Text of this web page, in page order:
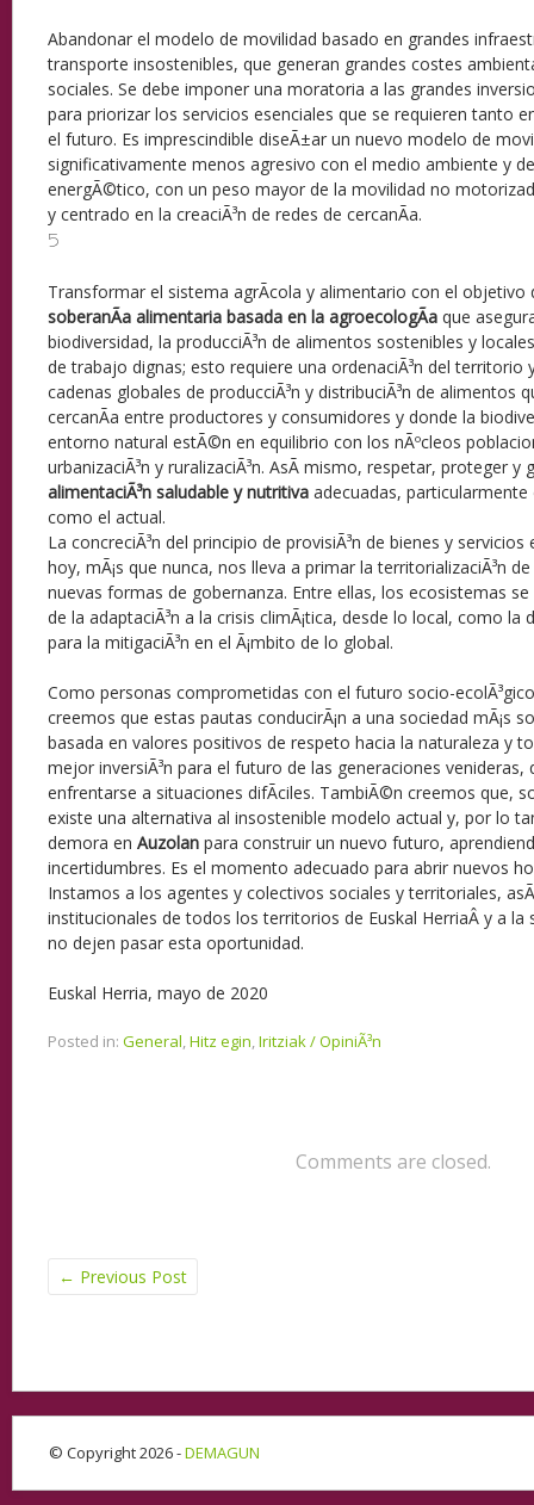
Abandonar el modelo de movilidad basado en grandes
transporte insostenibles, que generan grandes costes
sociales. Se debe imponer una moratoria a las grandes
para priorizar los servicios esenciales que se requieren tanto
el futuro. Es imprescindible diseÃ±ar un nuevo modelo de
significativamente menos agresivo con el medio ambiente y
energÃ©tico, con un peso mayor de la movilidad no
y centrado en la creaciÃ³n de redes de cercanÃ­a.
5
Transformar el sistema agrÃ­cola y alimentario con el objetivo
soberanÃ­a alimentaria basada en la agroecologÃ­a que
biodiversidad, la producciÃ³n de alimentos sostenibles y
de trabajo dignas; esto requiere una ordenaciÃ³n del territorio
cadenas globales de producciÃ³n y distribuciÃ³n de alimentos
cercanÃ­a entre productores y consumidores y donde la
entorno natural estÃ©n en equilibrio con los nÃºcleos
urbanizaciÃ³n y ruralizaciÃ³n. AsÃ­ mismo, respetar, proteger y
alimentaciÃ³n saludable y nutritiva adecuadas,
como el actual.
La concreciÃ³n del principio de provisiÃ³n de bienes y
hoy, mÃ¡s que nunca, nos lleva a primar la territorializaciÃ³n
nuevas formas de gobernanza. Entre ellas, los ecosistemas
de la adaptaciÃ³n a la crisis climÃ¡tica, desde lo local, como la
para la mitigaciÃ³n en el Ã¡mbito de lo global.
Como personas comprometidas con el futuro socio-
creemos que estas pautas conducirÃ¡n a una sociedad mÃ¡s
basada en valores positivos de respeto hacia la naturaleza y
mejor inversiÃ³n para el futuro de las generaciones venideras,
enfrentarse a situaciones difÃ­ciles. TambiÃ©n creemos que,
existe una alternativa al insostenible modelo actual y, por lo
demora en Auzolan para construir un nuevo futuro,
incertidumbres. Es el momento adecuado para abrir nuevos
Instamos a los agentes y colectivos sociales y territoriales,
institucionales de todos los territorios de Euskal HerriaÂ y a la
no dejen pasar esta oportunidad.
Euskal Herria, mayo de 2020
Posted in: General,Hitz egin,Iritziak / OpiniÃ³n
Comments are closed.
← Previous Post
© Copyright 2026 -DEMAGUN